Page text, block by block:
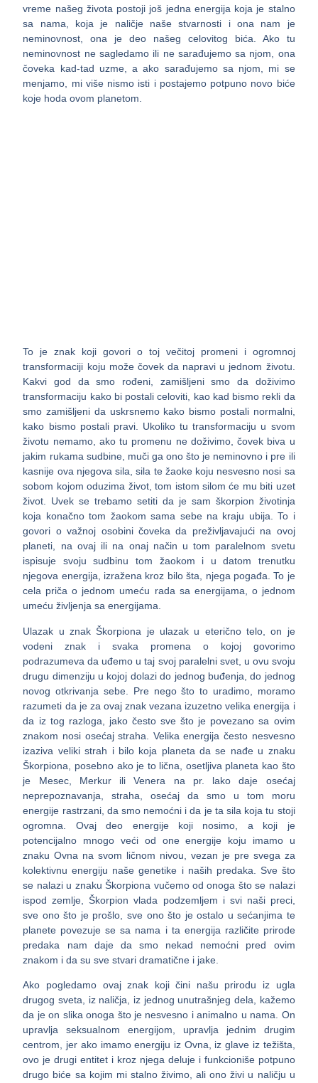
vreme našeg života postoji još jedna energija koja je stalno
sa nama, koja je naličje naše stvarnosti i ona nam je
neminovnost, ona je deo našeg celovitog bića. Ako tu
neminovnost ne sagledamo ili ne sarađujemo sa njom, ona
čoveka kad-tad uzme, a ako sarađujemo sa njom, mi se
menjamo, mi više nismo isti i postajemo potpuno novo biće
koje hoda ovom planetom.
To je znak koji govori o toj večitoj promeni i ogromnoj
transformaciji koju može čovek da napravi u jednom životu.
Kakvi god da smo rođeni, zamišljeni smo da doživimo
transformaciju kako bi postali celoviti, kao kad bismo rekli da
smo zamišljeni da uskrsnemo kako bismo postali normalni,
kako bismo postali pravi. Ukoliko tu transformaciju u svom
životu nemamo, ako tu promenu ne doživimo, čovek biva u
jakim rukama sudbine, muči ga ono što je neminovno i pre ili
kasnije ova njegova sila, sila te žaoke koju nesvesno nosi sa
sobom kojom oduzima život, tom istom silom će mu biti uzet
život. Uvek se trebamo setiti da je sam škorpion životinja
koja konačno tom žaokom sama sebe na kraju ubija. To i
govori o važnoj osobini čoveka da preživljavajući na ovoj
planeti, na ovaj ili na onaj način u tom paralelnom svetu
ispisuje svoju sudbinu tom žaokom i u datom trenutku
njegova energija, izražena kroz bilo šta, njega pogađa. To je
cela priča o jednom umeću rada sa energijama, o jednom
umeću življenja sa energijama.
Ulazak u znak Škorpiona je ulazak u eterično telo, on je
vodeni znak i svaka promena o kojoj govorimo
podrazumeva da uđemo u taj svoj paralelni svet, u ovu svoju
drugu dimenziju u kojoj dolazi do jednog buđenja, do jednog
novog otkrivanja sebe. Pre nego što to uradimo, moramo
razumeti da je za ovaj znak vezana izuzetno velika energija i
da iz tog razloga, jako često sve što je povezano sa ovim
znakom nosi osećaj straha. Velika energija često nesvesno
izaziva veliki strah i bilo koja planeta da se nađe u znaku
Škorpiona, posebno ako je to lična, osetljiva planeta kao što
je Mesec, Merkur ili Venera na pr. lako daje osećaj
neprepoznavanja, straha, osećaj da smo u tom moru
energije rastrzani, da smo nemoćni i da je ta sila koja tu stoji
ogromna. Ovaj deo energije koji nosimo, a koji je
potencijalno mnogo veći od one energije koju imamo u
znaku Ovna na svom ličnom nivou, vezan je pre svega za
kolektivnu energiju naše genetike i naših predaka. Sve što
se nalazi u znaku Škorpiona vučemo od onoga što se nalazi
ispod zemlje, Škorpion vlada podzemljem i svi naši preci,
sve ono što je prošlo, sve ono što je ostalo u sećanjima te
planete povezuje se sa nama i ta energija različite prirode
predaka nam daje da smo nekad nemoćni pred ovim
znakom i da su sve stvari dramatične i jake.
Ako pogledamo ovaj znak koji čini našu prirodu iz ugla
drugog sveta, iz naličja, iz jednog unutrašnjeg dela, kažemo
da je on slika onoga što je nesvesno i animalno u nama. On
upravlja seksualnom energijom, upravlja jednim drugim
centrom, jer ako imamo energiju iz Ovna, iz glave iz težišta,
ovo je drugi entitet i kroz njega deluje i funkcioniše potpuno
drugo biće sa kojim mi stalno živimo, ali ono živi u naličju u